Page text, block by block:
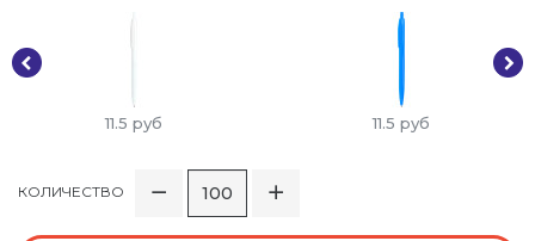
11.5 руб 11.5 руб
КОЛИЧЕСТВО